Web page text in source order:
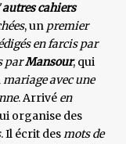
autres cahiers
, un premier
en farcis par
parMansour, qui
mariage avec une
. Arrivé en
organise des
. Il écrit desmots de